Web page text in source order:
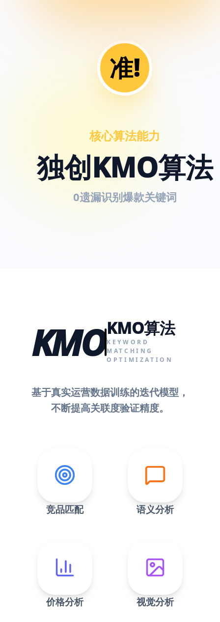
准!
核心算法能力
独创KMO算法
0遗漏识别爆款关键词
KMOKMO算法
KEYWORD
MATCHING
OPTIMIZATION
基于真实运营数据训练的迭代模型，
不断提高关联度验证精度。
竞品匹配 语义分析
价格分析 视觉分析